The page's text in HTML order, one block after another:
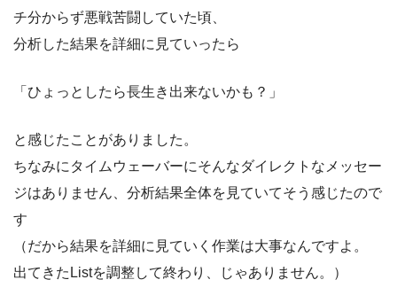
チ分からず悪戦苦闘していた頃、
分析した結果を詳細に見ていったら
「ひょっとしたら長生き出来ないかも？」
と感じたことがありました。
ちなみにタイムウェーバーにそんなダイレクトなメッセー
ジはありません、分析結果全体を見ていてそう感じたので
す
（だから結果を詳細に見ていく作業は大事なんですよ。
出てきたListを調整して終わり、じゃありません。）